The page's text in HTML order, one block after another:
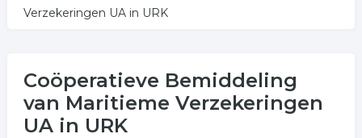
Verzekeringen UA in URK
Coöperatieve Bemiddeling
van Maritieme Verzekeringen
UAin URK